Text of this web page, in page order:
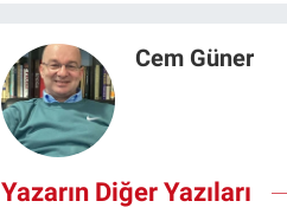
Cem Güner
Yazarın Diğer Yazıları